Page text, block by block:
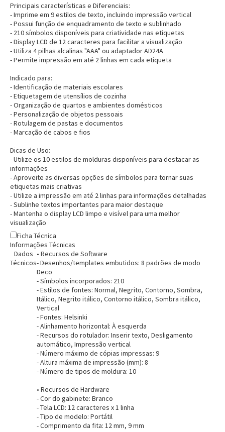
Entrega Flash
Cartão de crédito
Pagamento via Pix
Retire na Loja
Principais características e Diferenciais:
- Imprime em 9 estilos de texto, incluindo impressão vertical
- Possui função de enquadramento de texto e sublinhado
- 210 símbolos disponíveis para criatividade nas etiquetas
- Display LCD de 12 caracteres para facilitar a visualização
- Utiliza 4 pilhas alcalinas "AAA" ou adaptador AD24A
- Permite impressão em até 2 linhas em cada etiqueta
Indicado para:
- Identificação de materiais escolares
- Etiquetagem de utensílios de cozinha
- Organização de quartos e ambientes domésticos
- Personalização de objetos pessoais
- Rotulagem de pastas e documentos
- Marcação de cabos e fios
Dicas de Uso:
- Utilize os 10 estilos de molduras disponíveis para destacar as
informações
- Aproveite as diversas opções de símbolos para tornar suas
etiquetas mais criativas
- Utilize a impressão em até 2 linhas para informações detalhadas
- Sublinhe textos importantes para maior destaque
- Mantenha o display LCD limpo e visível para uma melhor
visualização
Ficha Técnica
Informações Técnicas
Dados
Técnicos
• Recursos de Software
- Desenhos/templates embutidos: 8 padrões de modo
Deco
- Símbolos incorporados: 210
- Estilos de fontes: Normal, Negrito, Contorno, Sombra,
Itálico, Negrito itálico, Contorno itálico, Sombra itálico,
Vertical
- Fontes: Helsinki
- Alinhamento horizontal: À esquerda
- Recursos do rotulador: Inserir texto, Desligamento
automático, Impressão vertical
- Número máximo de cópias impressas: 9
- Altura máxima de impressão (mm): 8
- Número de tipos de moldura: 10
• Recursos de Hardware
- Cor do gabinete: Branco
- Tela LCD: 12 caracteres x 1 linha
- Tipo de modelo: Portátil
- Comprimento da fita: 12 mm, 9 mm